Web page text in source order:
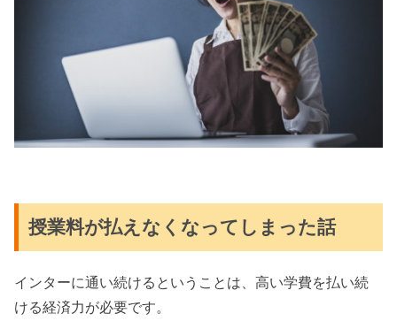
授業料が払えなくなってしまった話
インターに通い続けるということは、高い学費を払い続
ける経済力が必要です。